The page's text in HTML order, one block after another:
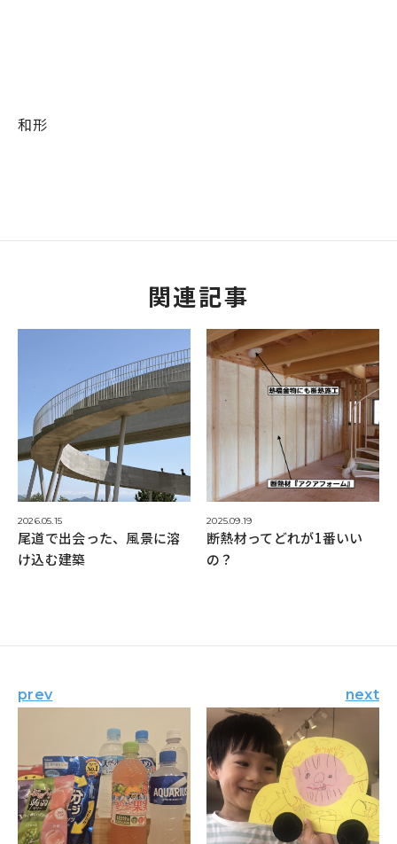
和形
関連記事
2026.05.15
尾道で出会った、風景に溶
け込む建築
2025.09.19
断熱材ってどれが1番いい
の？
prev next